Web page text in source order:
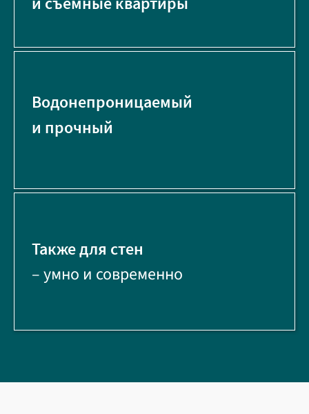
Водонепроницаемый
и прочный
Также для стен
– умно и современно